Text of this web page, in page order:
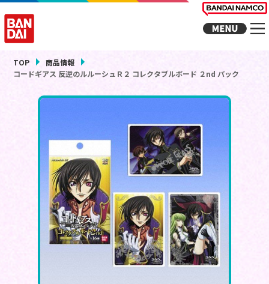
TOP
商品情報
コードギアス 反逆のルルーシュＲ２ コレクタブルボード ２nd パック